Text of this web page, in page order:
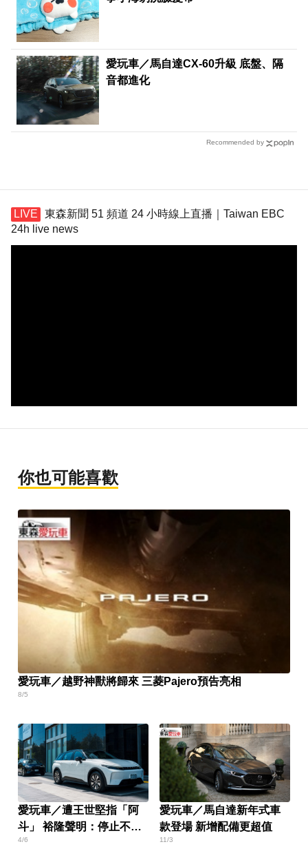
愛玩車／馬自達CX-60升級 底盤、隔
音都進化
Recommended by
東森新聞 51 頻道 24 小時線上直播｜Taiwan EBC
24h live news
你也可能喜歡
愛玩車／越野神獸將歸來 三菱Pajero預告亮相
8/5
愛玩車／遭王世堅指「阿
斗」 裕隆聲明：停止不實
指控
4/6
愛玩車／馬自達新年式車
款登場 新增配備更超值
11/3